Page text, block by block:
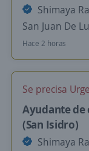
Shimaya
San Juan De
Hace 2 horas
Se precisa
Ayudante de
(San Isidro)
Shimaya